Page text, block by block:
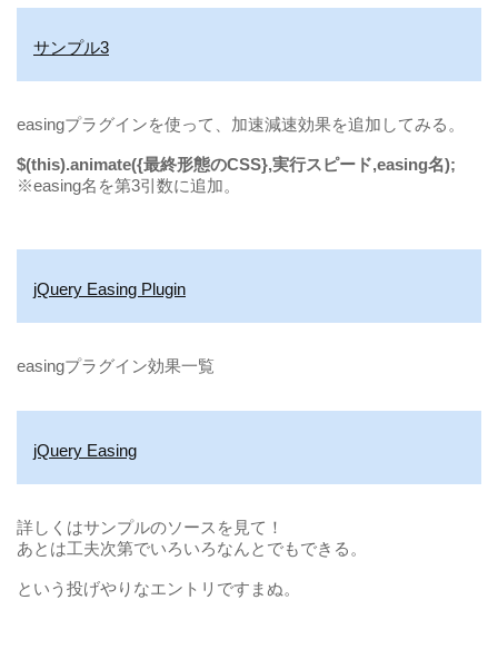
サンプル3
easingプラグインを使って、加速減速効果を追加してみる。
$(this).animate({最終形態のCSS},実行スピード,easing名);
※easing名を第3引数に追加。
jQuery Easing Plugin
easingプラグイン効果一覧
jQuery Easing
詳しくはサンプルのソースを見て！
あとは工夫次第でいろいろなんとでもできる。
という投げやりなエントリですまぬ。